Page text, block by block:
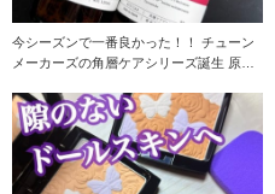
今シーズンで一番良かった！！ チューン
メーカーズの角層ケアシリーズ誕生 原液